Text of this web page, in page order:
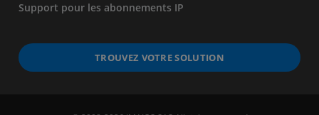
Support pour les abonnements IP
TROUVEZ VOTRE SOLUTION